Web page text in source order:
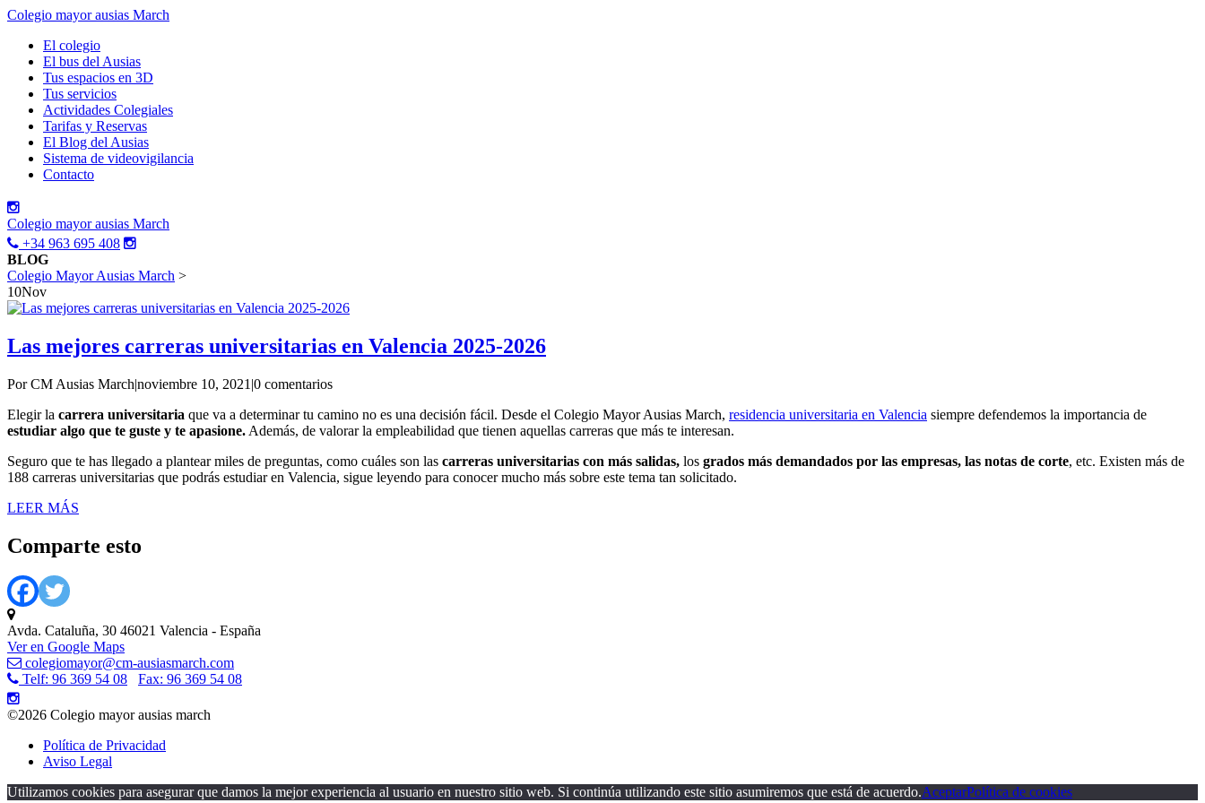
Colegio mayor ausias March
El colegio
El bus del Ausias
Tus espacios en 3D
Tus servicios
Actividades Colegiales
Tarifas y Reservas
El Blog del Ausias
Sistema de videovigilancia
Contacto
Colegio mayor ausias March
+34 963 695 408
BLOG
Colegio Mayor Ausias March >
10Nov
Las mejores carreras universitarias en Valencia 2025-2026
Por CM Ausias March|noviembre 10, 2021 |0 comentarios
Elegir la carrera universitaria que va a determinar tu camino no es una decisión fácil. Desde el Colegio Mayor Ausias March, residencia universitaria en Valencia siempre defendemos la importancia de
estudiar algo que te guste y te apasione. Además, de valorar la empleabilidad que tienen aquellas carreras que más te interesan.
Seguro que te has llegado a plantear miles de preguntas, como cuáles son las carreras universitarias con más salidas, los grados más demandados por las empresas, las notas de corte, etc. Existen más de
188 carreras universitarias que podrás estudiar en Valencia, sigue leyendo para conocer mucho más sobre este tema tan solicitado.
LEER MÁS
Comparte esto
Avda. Cataluña, 30 46021 Valencia - España
Ver en Google Maps
colegiomayor@cm-ausiasmarch.com
Telf: 96 369 54 08
Fax: 96 369 54 08
©2026 Colegio mayor ausias march
Política de Privacidad
Aviso Legal
Utilizamos cookies para asegurar que damos la mejor experiencia al usuario en nuestro sitio web. Si continúa utilizando este sitio asumiremos que está de acuerdo.AceptarPolítica de cookies